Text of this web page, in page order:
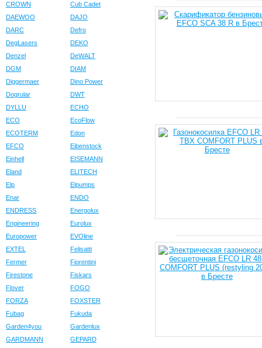
CROWN
Cub Cadet
DAEWOO
DAJO
DARC
Defro
DegLasers
DEKO
Denzel
DeWALT
DGM
DIAM
Diggermaer
Dino Power
Dogrular
DWT
DYLLU
ECHO
ECO
EcoFlow
ECOTERM
Edon
EFCO
Eibenstock
Einhell
EISEMANN
Eland
ELITECH
Elp
Elpumps
Enar
ENDO
ENDRESS
Energolux
Engineering
Eurolux
Europower
EVOline
EXTEL
Felisatti
Fermer
Fiorentini
Firestone
Fiskars
Flover
FOGO
FORZA
FOXSTER
Fubag
Fukuda
Garden4you
Gardenlux
GARDMANN
GEPARD